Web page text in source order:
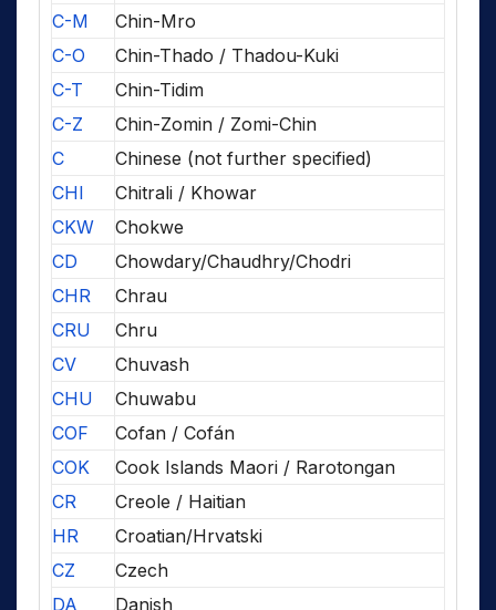
C-M
Chin-Mro
C-O
Chin-Thado / Thadou-Kuki
C-T
Chin-Tidim
C-Z
Chin-Zomin / Zomi-Chin
C
Chinese (not further specified)
CHI
Chitrali / Khowar
CKW
Chokwe
CD
Chowdary/Chaudhry/Chodri
CHR
Chrau
CRU
Chru
CV
Chuvash
CHU
Chuwabu
COF
Cofan / Cofán
COK
Cook Islands Maori / Rarotongan
CR
Creole / Haitian
HR
Croatian/Hrvatski
CZ
Czech
DA
Danish